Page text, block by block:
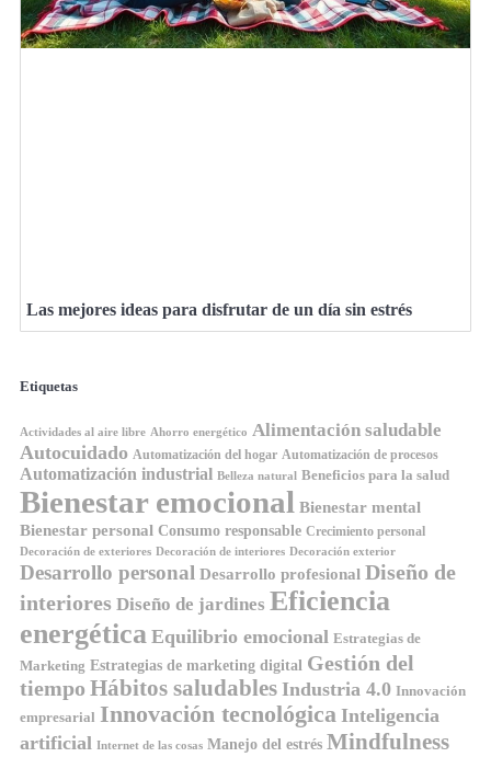
Las mejores ideas para disfrutar de un día sin estrés
Etiquetas
Actividades al aire libre Ahorro energético Alimentación saludable
Autocuidado Automatización del hogar Automatización de procesos
Automatización industrial Belleza natural Beneficios para la salud
Bienestar emocional Bienestar mental
Bienestar personal Consumo responsable Crecimiento personal
Decoración de exteriores Decoración de interiores Decoración exterior
Desarrollo personal Desarrollo profesional Diseño de
interiores Diseño de jardines Eficiencia
energética Equilibrio emocional Estrategias de
Marketing Estrategias de marketing digital Gestión del
tiempo Hábitos saludables Industria 4.0 Innovación
empresarial Innovación tecnológica Inteligencia
artificial Internet de las cosas Manejo del estrés Mindfulness